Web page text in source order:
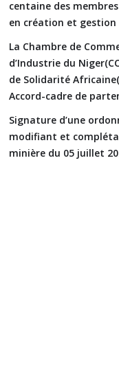
centaine des membres
en création et gestion
La Chambre de
d’Industrie du
de Solidarité
Accord-cadre de
Signature d’une
modifiant et
minière du 05 juillet